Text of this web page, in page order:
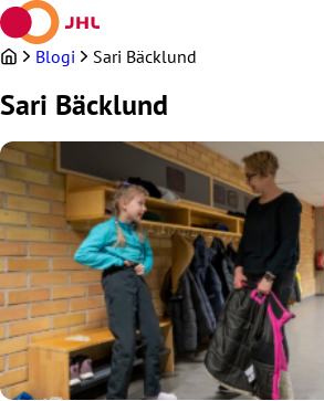
Siirry
sisältöön
Blogi Sari Bäcklund
Sari Bäcklund